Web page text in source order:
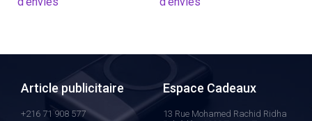
Article publicitaire
+216 71 908 577
Espace Cadeaux
13 Rue Mohamed Rachid Ridha